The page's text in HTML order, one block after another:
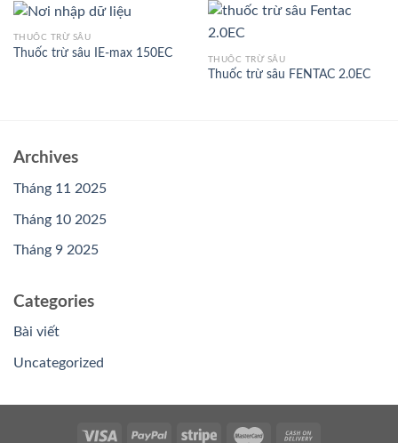
THUỐC TRỪ SÂU
Thuốc trừ sâu IE-max 150EC
THUỐC TRỪ SÂU
Thuốc trừ sâu FENTAC 2.0EC
Archives
Tháng 11 2025
Tháng 10 2025
Tháng 9 2025
Categories
Bài viết
Uncategorized